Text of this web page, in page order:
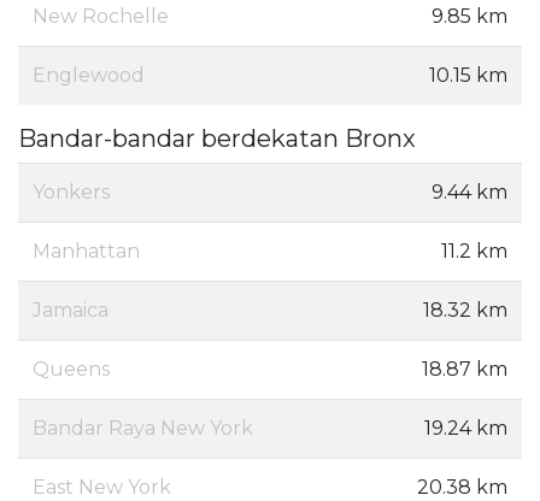
New Rochelle 9.85 km
Englewood 10.15 km
Bandar-bandar berdekatan Bronx
Yonkers 9.44 km
Manhattan 11.2 km
Jamaica 18.32 km
Queens 18.87 km
Bandar Raya New York 19.24 km
East New York 20.38 km